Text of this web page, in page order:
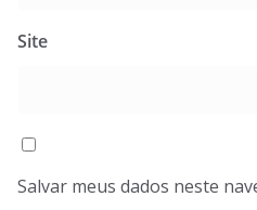
Site
Salvar meus dados neste